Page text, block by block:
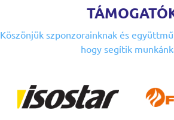
Köszönjük szponzorainknak és
hogy segítik